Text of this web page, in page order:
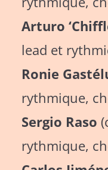
Arturo
lead et
Ronie
rythmique,
Sergio Raso
rythmique,